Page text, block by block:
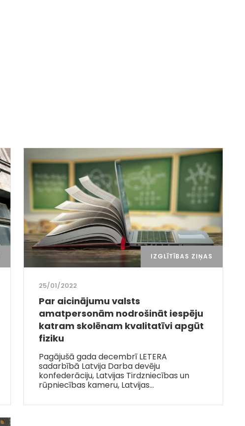
IZGLĪTĪBAS ZIŅAS
25/01/2022
Par aicinājumu valsts
amatpersonām nodrošināt iespēju
katram skolēnam kvalitatīvi apgūt
fiziku
Pagājušā gada decembrī LETERA
sadarbībā Latvija Darba devēju
konfederāciju, Latvijas Tirdzniecības un
rūpniecības kameru, Latvijas…